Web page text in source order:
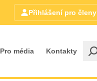
Přihlášení pro členy
Pro média Kontakty